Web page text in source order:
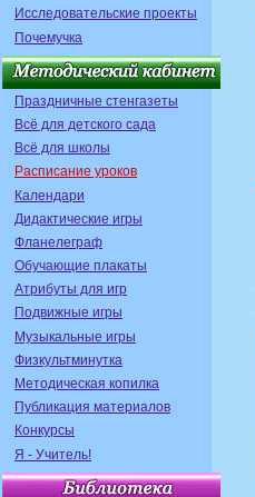
Исследовательские проекты
Почемучка
Праздничные стенгазеты
Всё для детского сада
Всё для школы
Расписание уроков
Календари
Дидактические игры
Фланелеграф
Обучающие плакаты
Атрибуты для игр
Подвижные игры
Музыкальные игры
Физкультминутка
Методическая копилка
Публикация материалов
Конкурсы
Я - Учитель!